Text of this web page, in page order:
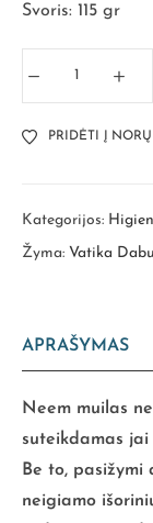
Svoris: 115 gr
PRIDĖTI Į
Kategorijos:
Žyma: Vatika
APRAŠYMAS
Neem muilas
suteikdamas
Be to, pasižymi
neigiamo